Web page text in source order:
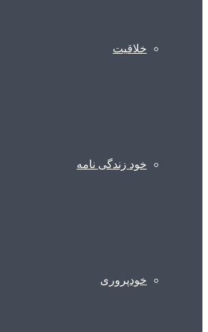
خلاقیت
خود زندگی نامه
خودپروری